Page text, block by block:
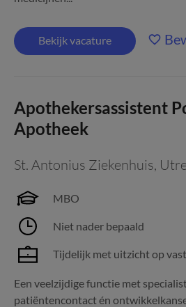
Bekijk vacature
Apothekersassistent
Apotheek
St. Antonius Ziekenhuis,
MBO
Niet nader bepaald
Tijdelijk met uitzicht op vast
Een veelzijdige functie met
patiëntencontact én